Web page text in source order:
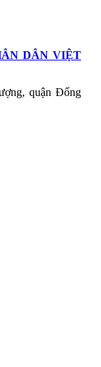
DÂN VIỆT
quận Đống